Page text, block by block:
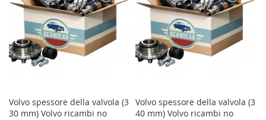
Volvo spessore della valvola (3
30 mm) Volvo ricambi no
Volvo spessore della valvola (3
40 mm) Volvo ricambi no